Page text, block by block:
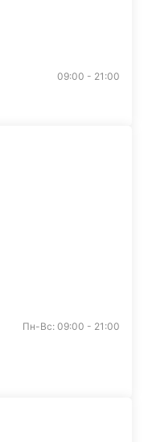
09:00 - 21:00
Пн-Вс: 09:00 - 21:00